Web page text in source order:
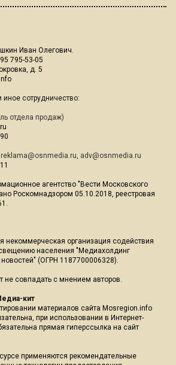
Иван Олегович.
795-53-05
д. 5
сотрудничество:
отдела продаж)
reklama@osnmedia.ru, adv@osnmedia.ru
агентство "Вести Московского
Роскомнадзором 05.10.2018, реестровая
некоммерческая организация содействия
населения "Медиахолдинг
(ОГРН 1187700006328).
не совпадать с мнением авторов.
кит
материалов сайта Mosregion.info
при использовании в Интернет-
прямая гиперссылка на сайт
применяются рекомендательные